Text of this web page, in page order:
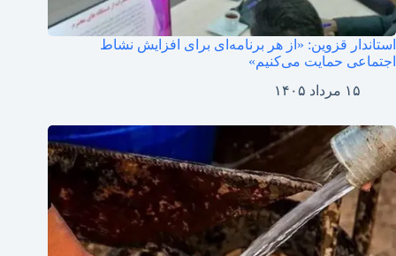
استاندار قزوین: «از هر برنامه‌ای برای افزایش نشاط
اجتماعی حمایت می‌کنیم»
۱۵ مرداد ۱۴۰۵